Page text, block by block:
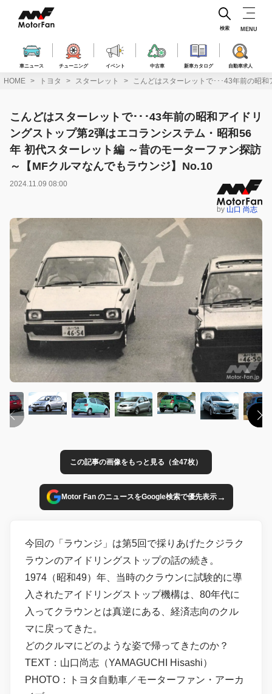
ス
車ニュース チューニング イベント 中古車 新車カタログ 自動車求人
検索 MENU
HOME トヨタ スターレット こんどはスターレットで･･･43年前の昭
こんどはスターレットで･･･43年前の昭和アイドリ
ングストップ第2弾はエコランシステム・昭和56
年 初代スターレット編 ～昔のモーターファン探訪
～【MFクルマなんでもラウンジ】No.10
2024.11.09 08:00
by 山口 尚志
この記事の画像をもっと見る（全47枚）
Motor Fan のニュースをGoogle検索で優先表示→
今回の「ラウンジ」は第5回で採りあげたクジラク
ラウンのアイドリングストップの話の続き。
1974（昭和49）年、当時のクラウンに試験的に導
入されたアイドリングストップ機構は、80年代に
入ってクラウンとは真逆にある、経済志向のクル
マに戻ってきた。
どのクルマにどのような姿で帰ってきたのか？
TEXT：山口尚志（YAMAGUCHI Hisashi）
PHOTO：トヨタ自動車／モーターファン・アーカ